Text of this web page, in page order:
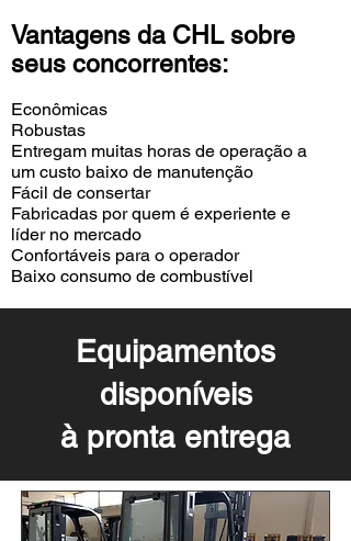
Vantagens da CHL sobre
seus concorrentes:
Econômicas
Robustas
Entregam muitas horas de operação a
um custo baixo de manutenção
Fácil de consertar
Fabricadas por quem é experiente e
líder no mercado
Confortáveis para o operador
Baixo consumo de combustível
Equipamentos
disponíveis
à pronta entrega